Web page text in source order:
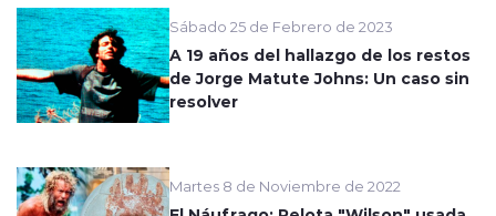
Sábado 25 de Febrero de 2023
A 19 años del hallazgo de los restos
de Jorge Matute Johns: Un caso sin
resolver
Martes 8 de Noviembre de 2022